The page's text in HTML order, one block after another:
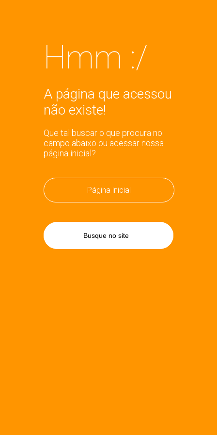
Hmm :/
A página que acessou
não existe!
Que tal buscar o que procura no
campo abaixo ou acessar nossa
página inicial?
Página inicial